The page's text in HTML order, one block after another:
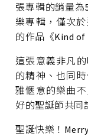
張專輯的銷量
樂專輯，僅次於
的作品《Kind of
這張意義非凡
的精神、也同
雅愜意的樂曲
好的聖誕節共同
聖誕快樂！